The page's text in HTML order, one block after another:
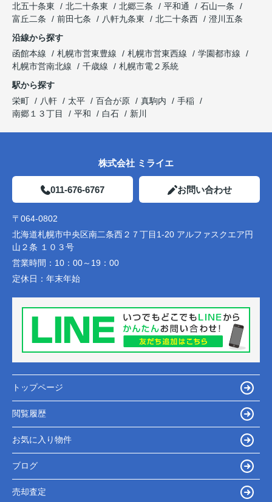
北五十条東
北二十条東 北郷三条 平和通
石山一条
富丘二条
前田七条 八軒九条東 北二十条西
澄川五条
沿線から探す
函館本線
札幌市営東豊線 札幌市営東西線
学園都市線
札幌市営南北線
千歳線
札幌市電２系統
駅から探す
栄町
八軒 太平 百合が原 真駒内
手稲
南郷１３丁目
平和 白石 新川
株式会社 ミライエ
011-676-6767 お問い合わせ
〒064-0802
北海道札幌市中央区南二条西２７丁目1-20 アルファスクエア円
山２条 １０３号
営業時間： 10：00～19：00
定休日： 年末年始
トップページ
閲覧履歴
お気に入り物件
ブログ
売却査定